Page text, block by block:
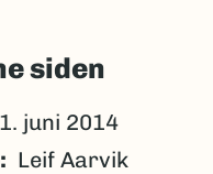
siden
1. juni 2014
Leif Aarvik